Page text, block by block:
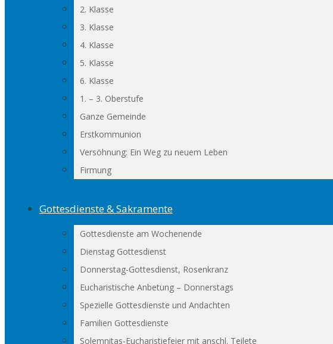
2. Klasse
3. Klasse
4. Klasse
5. Klasse
6. Klasse
1. – 3. Oberstufe
Ganze Gemeinde
Erstkommunion
Versöhnung: Ein Weg zu neuem Leben
Firmung
Gottesdienste & Sakramente
Gottesdienste am Wochenende
Dienstag Gottesdienst
Donnerstag-Gottesdienst, Rosenkranz
Eucharistische Anbetung – Donnerstags
Spezielle Gottesdienste und Andachten
Familien Gottesdienste
Solemnitas-Eucharistiefeier mit anschl. Teilete